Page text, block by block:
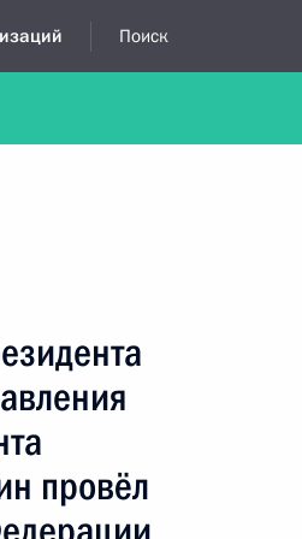
Поиск
провёл